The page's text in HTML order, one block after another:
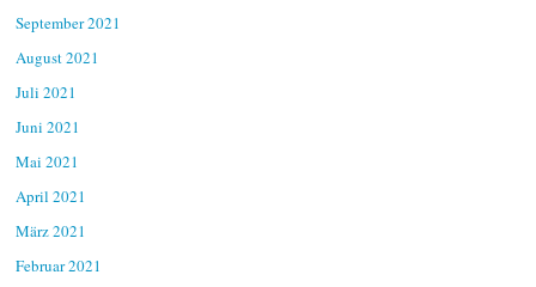
September 2021
August 2021
Juli 2021
Juni 2021
Mai 2021
April 2021
März 2021
Februar 2021